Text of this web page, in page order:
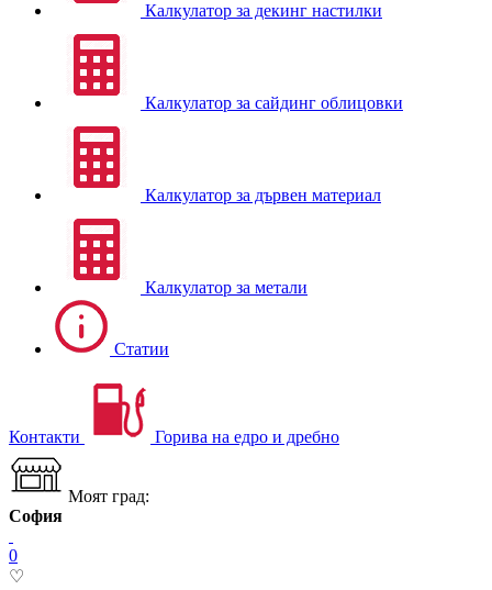
Калкулатор за декинг настилки
Калкулатор за сайдинг облицовки
Калкулатор за дървен материал
Калкулатор за метали
Статии
Контакти Горива на едро и дребно
Моят град:
София
0
♡